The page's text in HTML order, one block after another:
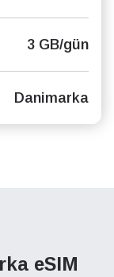
3 GB/gün
Danimarka
eSIM